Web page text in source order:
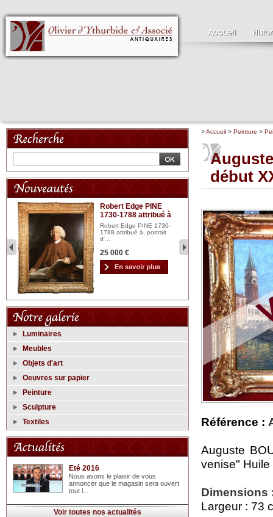
Robert Edge PINE
1730-1788 attribué à
Robert Edge PINE 1730-
1788 attribué à, portrait
d'...
25 000 € 2
Luminaires
Meubles
Objets d'art
Oeuvres sur papier
Peinture
Sculpture
Textiles
Eté 2016
Nous avons le plaisir de vous
annoncer que le magasin sera ouvert
tout l...
Voir toutes nos actualités
>Accueil > Peinture >
début
Référence :
Auguste
venise"
Dimensions
Largeur : 73